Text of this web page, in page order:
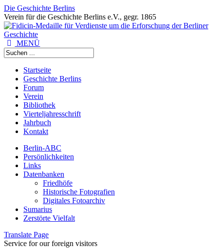
Die Geschichte Berlins
Verein für die Geschichte Berlins e.V., gegr. 1865
MENÜ
Startseite
Geschichte Berlins
Forum
Verein
Bibliothek
Vierteljahresschrift
Jahrbuch
Kontakt
Berlin-ABC
Persönlichkeiten
Links
Datenbanken
Friedhöfe
Historische Fotografien
Digitales Fotoarchiv
Sumarius
Zerstörte Vielfalt
Translate Page
Service for our foreign visitors